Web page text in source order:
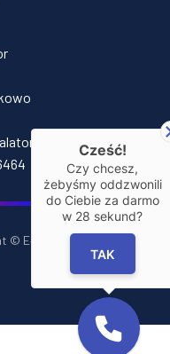
© E‑Installator 2026
Cześć!
Czy chcesz,
żebyśmy oddzwonili
do Ciebie za darmo
w 28 sekund?
TAK